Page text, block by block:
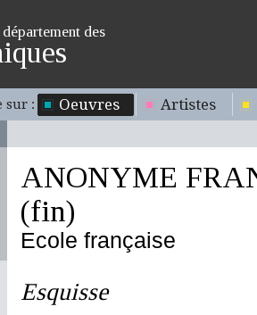
des
sur : Oeuvres Artistes
ANONYME
(fin)
Ecole française
Esquisse